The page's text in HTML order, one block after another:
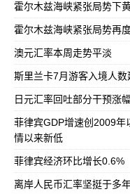
霍尔木兹海峡紧张局势下
霍尔木兹海峡紧张局势再
澳元汇率本周走势平淡
斯里兰卡7月游客入境人
日元汇率回吐部分干预涨
菲律宾GDP增速创2009年
情以来新低
菲律宾经济环比增长0.6%
离岸人民币汇率坚挺于多